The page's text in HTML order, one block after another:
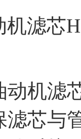
滤芯
机滤
滤芯与